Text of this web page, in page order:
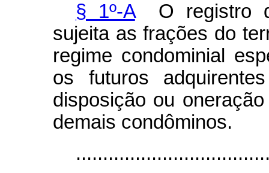
§ 1º-AO registro
sujeita as frações do
regime condominial
os futuros
disposição ou
demais condôminos.